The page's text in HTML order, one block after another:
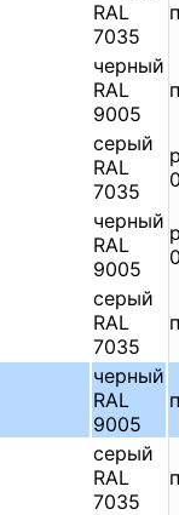
RAL
7035
черный
RAL
9005
cерый
RAL
7035
черный
RAL
9005
cерый
RAL
7035
черный
RAL
9005
cерый
RAL
7035